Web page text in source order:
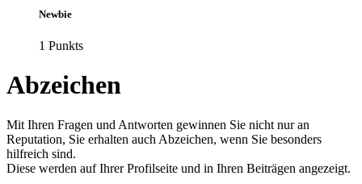
Newbie
1 Punkts
Abzeichen
Mit Ihren Fragen und Antworten gewinnen Sie nicht nur an
Reputation, Sie erhalten auch Abzeichen, wenn Sie besonders
hilfreich sind.
Diese werden auf Ihrer Profilseite und in Ihren Beiträgen angezeigt.